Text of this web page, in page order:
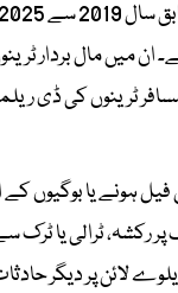
لائن پر دیگر حادثات کی